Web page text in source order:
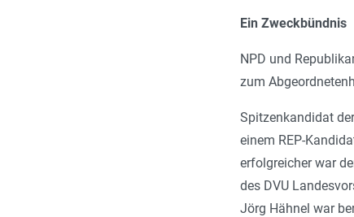
Ein Zweckbündnis
NPD und
zum
Spitzenkandidat
einem REP-
erfolgreicher war
des DVU
Jörg Hähnel war